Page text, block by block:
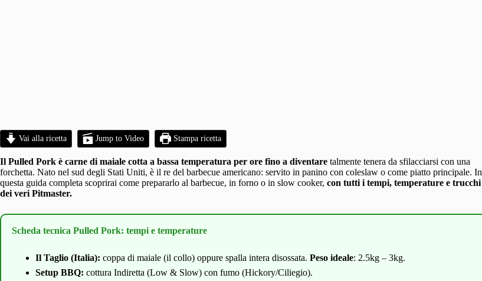
Vai alla ricetta Jump to Video Stampa ricetta
Il Pulled Pork è carne di maiale cotta a bassa temperatura per ore fino a diventare talmente tenera da sfilacciarsi con una
forchetta. Nato nel sud degli Stati Uniti, è il re del barbecue americano: servito in panino con coleslaw o come piatto principale. In
questa guida completa scoprirai come prepararlo al barbecue, in forno o in slow cooker, con tutti i tempi, temperature e trucchi
dei veri Pitmaster.
Scheda tecnica Pulled Pork: tempi e temperature
Il Taglio (Italia): coppa di maiale (il collo) oppure spalla intera disossata. Peso ideale: 2.5kg – 3kg.
Setup BBQ: cottura Indiretta (Low & Slow) con fumo (Hickory/Ciliegio).